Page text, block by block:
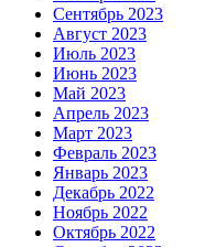
Сентябрь 2023
Август 2023
Июль 2023
Июнь 2023
Май 2023
Апрель 2023
Март 2023
Февраль 2023
Январь 2023
Декабрь 2022
Ноябрь 2022
Октябрь 2022